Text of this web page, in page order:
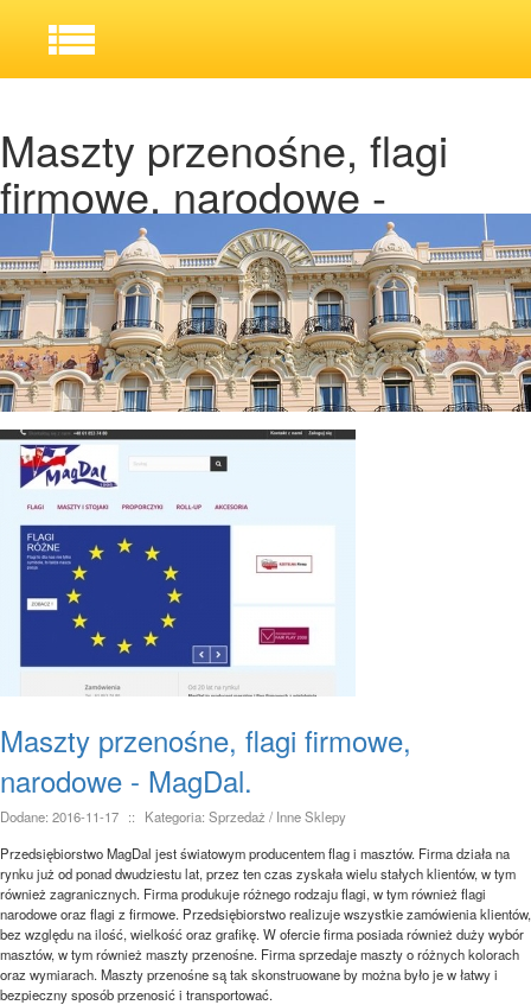
Maszty przenośne, flagi
firmowe, narodowe -
MagDal.
Maszty przenośne, flagi firmowe,
narodowe - MagDal.
Dodane: 2016-11-17 ::
Kategoria: Sprzedaż / Inne Sklepy
Przedsiębiorstwo MagDal jest światowym producentem flag i masztów. Firma działa na
rynku już od ponad dwudziestu lat, przez ten czas zyskała wielu stałych klientów, w tym
również zagranicznych. Firma produkuje różnego rodzaju flagi, w tym również flagi
narodowe oraz flagi z firmowe. Przedsiębiorstwo realizuje wszystkie zamówienia klientów,
bez względu na ilość, wielkość oraz grafikę. W ofercie firma posiada również duży wybór
masztów, w tym również maszty przenośne. Firma sprzedaje maszty o różnych kolorach
oraz wymiarach. Maszty przenośne są tak skonstruowane by można było je w łatwy i
bezpieczny sposób przenosić i transportować.